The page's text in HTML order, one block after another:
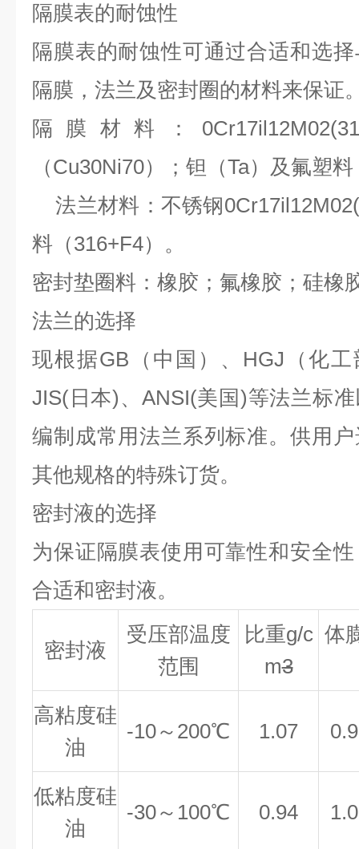
隔膜表的耐蚀性
隔膜表的耐蚀性可通过合适和选
隔膜，法兰及密封圈的材料来保证
隔膜材料：
（Cu30Ni70）
；钽（Ta）及氟塑
法兰材料：不锈钢
料（316+F4）。
密封垫圈料：橡胶；氟橡胶；硅橡
法兰的选择
现根据GB（中国）、HGJ（化
JIS(日本)、ANSI(美国)等法兰标
编制成常用法兰系列标准。供用
其他规格的特殊订货。
密封液的选择
为保证隔膜表使用可靠性和安全
合适和密封液。
密封液
受压部温度
范围
比重g/c
m3
体
高粘度硅
油
-10～200℃ 1.07
低粘度硅
油
-30～100℃ 0.94